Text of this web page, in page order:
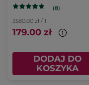
(8)
3580.00 zł / 1l
179.00 zł
DODAJ DO
KOSZYKA